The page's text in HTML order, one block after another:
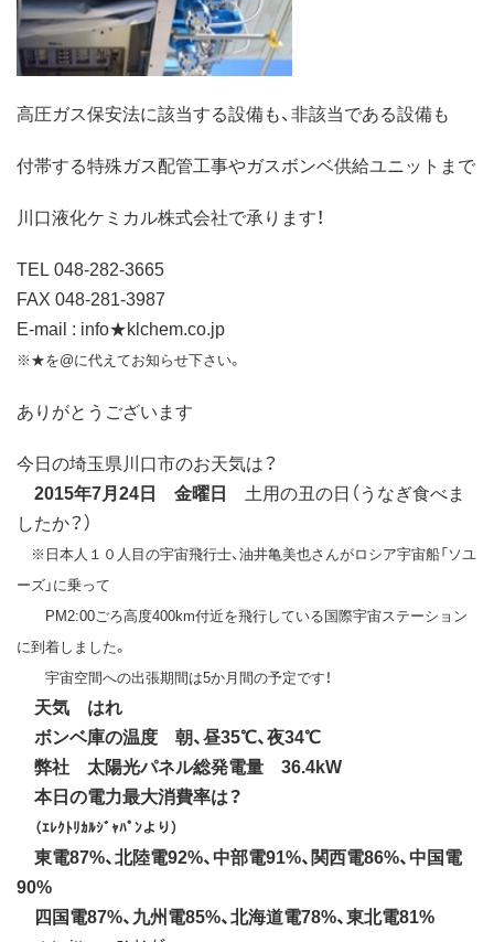
高圧ガス保安法に該当する設備も、非該当である設備も
付帯する特殊ガス配管工事やガスボンベ供給ユニットまで
川口液化ケミカル株式会社で承ります！
TEL 048-282-3665
FAX 048-281-3987
E-mail : info★klchem.co.jp
※★を@に代えてお知らせ下さい。
ありがとうございます
今日の埼玉県川口市のお天気は？
2015年7月24日 金曜日 土用の丑の日（うなぎ食べま
したか？）
※日本人１０人目の宇宙飛行士、油井亀美也さんがロシア宇宙船「ソユ
ーズ」に乗って
PM2:00ごろ高度400km付近を飛行している国際宇宙ステーション
に到着しました。
宇宙空間への出張期間は5か月間の予定です！
天気 はれ
ボンベ庫の温度 朝、昼35℃、夜34℃
弊社 太陽光パネル総発電量 36.4kW
本日の電力最大消費率は？
（ｴﾚｸﾄﾘｶﾙｼﾞｬﾊﾟﾝより）
東電87%、北陸電92%、中部電91%、関西電86%、中国電
90%
四国電87%、九州電85%、北海道電78%、東北電81%